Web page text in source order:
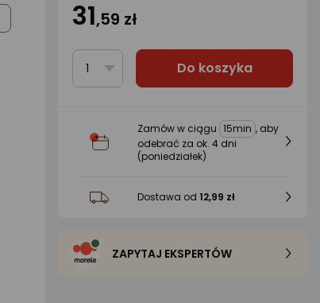
31,59 zł
1 Do koszyka
Zamów w ciągu 15min , aby
odebrać za ok. 4 dni
(poniedziałek)
Dostawa od 12,99 zł
ZAPYTAJ EKSPERTÓW